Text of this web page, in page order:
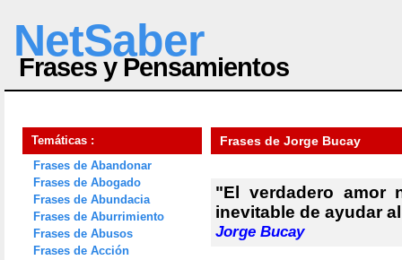
NetSaber
Frases y Pensamientos
Temáticas :
Frases de Abandonar
Frases de Abogado
Frases de Abundacia
Frases de Aburrimiento
Frases de Abusos
Frases de Acción
Frases de Jorge Bucay
"El verdadero amor
inevitable de ayudar
Jorge Bucay